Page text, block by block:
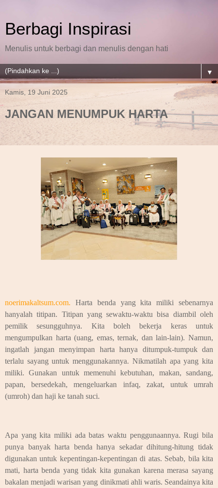
Berbagi Inspirasi
Menulis untuk berbagi dan menulis dengan hati
▼
Kamis, 19 Juni 2025
JANGAN MENUMPUK HARTA
noerimakaltsum.com. Harta benda yang kita miliki sebenarnya
hanyalah titipan. Titipan yang sewaktu-waktu bisa diambil oleh
pemilik sesungguhnya. Kita boleh bekerja keras untuk
mengumpulkan harta (uang, emas, ternak, dan lain-lain). Namun,
ingatlah jangan menyimpan harta hanya ditumpuk-tumpuk dan
terlalu sayang untuk menggunakannya. Nikmatilah apa yang kita
miliki. Gunakan untuk memenuhi kebutuhan, makan, sandang,
papan, bersedekah, mengeluarkan infaq, zakat, untuk umrah
(umroh) dan haji ke tanah suci.
Apa yang kita miliki ada batas waktu penggunaannya. Rugi bila
punya banyak harta benda hanya sekadar dihitung-hitung tidak
digunakan untuk kepentingan-kepentingan di atas. Sebab, bila kita
mati, harta benda yang tidak kita gunakan karena merasa sayang
bakalan menjadi warisan yang dinikmati ahli waris. Seandainya kita